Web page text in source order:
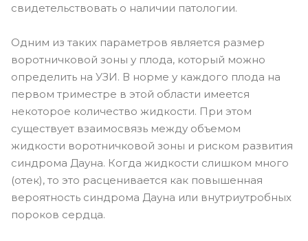
свидетельствовать о наличии патологии.
Одним из таких параметров является размер
воротничковой зоны у плода, который можно
определить на УЗИ. В норме у каждого плода на
первом триместре в этой области имеется
некоторое количество жидкости. При этом
существует взаимосвязь между объемом
жидкости воротничковой зоны и риском развития
синдрома Дауна. Когда жидкости слишком много
(отек), то это расценивается как повышенная
вероятность синдрома Дауна или внутриутробных
пороков сердца.